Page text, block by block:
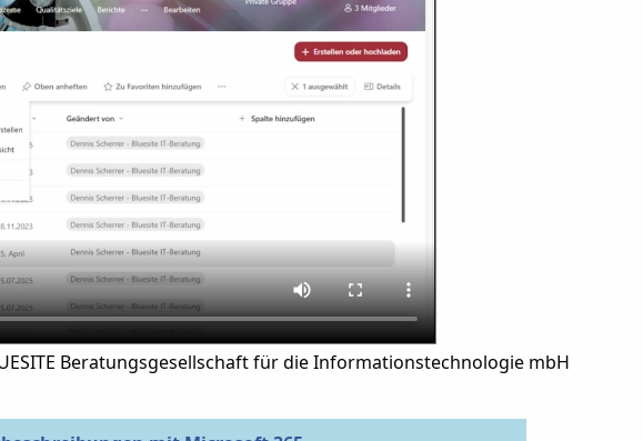
Beratungsgesellschaft für die Informationstechnologie mbH